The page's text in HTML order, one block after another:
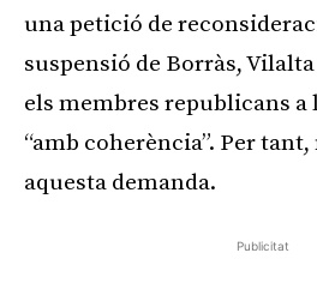
una petició de
suspensió de Borràs,
els membres republicans a
“amb coherència”. Per
aquesta demanda.
Publicitat